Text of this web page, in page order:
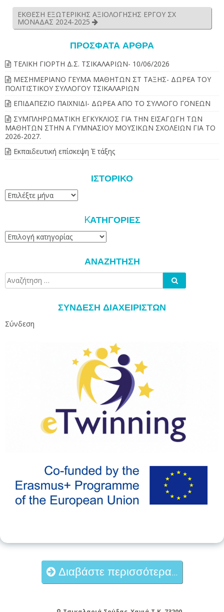
ΕΚΘΕΣΗ ΕΞΩΤΕΡΙΚΗΣ ΑΞΙΟΛΟΓΗΣΗΣ ΕΡΓΟΥ ΣΧ
ΜΟΝΑΔΑΣ 2024-2025
ΠΡΌΣΦΑΤΑ ΆΡΘΡΑ
ΤΕΛΙΚΗ ΓΙΟΡΤΗ Δ.Σ. ΤΣΙΚΑΛΑΡΙΩΝ- 10/06/2026
ΜΕΣΗΜΕΡΙΑΝΟ ΓΕΥΜΑ ΜΑΘΗΤΩΝ ΣΤ ΤΑΞΗΣ- ΔΩΡΕΑ ΤΟΥ
ΠΟΛΙΤΙΣΤΙΚΟΥ ΣΥΛΛΟΓΟΥ ΤΣΙΚΑΛΑΡΙΩΝ
ΕΠΙΔΑΠΕΖΙΟ ΠΑΙΧΝΙΔΙ- ΔΩΡΕΑ ΑΠΟ ΤΟ ΣΥΛΛΟΓΟ ΓΟΝΕΩΝ
ΣΥΜΠΛΗΡΩΜΑΤΙΚΗ ΕΓΚΥΚΛΙΟΣ ΓΙΑ ΤΗΝ ΕΙΣΑΓΩΓΗ ΤΩΝ
ΜΑΘΗΤΩΝ ΣΤΗΝ Α ΓΥΜΝΑΣΙΟΥ ΜΟΥΣΙΚΩΝ ΣΧΟΛΕΙΩΝ ΓΙΑ ΤΟ
2026-2027.
Εκπαιδευτική επίσκεψη Έ τάξης
ΙΣΤΟΡΙΚΌ
Ιστορικό
KΑΤΗΓΟΡΊΕΣ
Kατηγορίες
ΑΝΑΖΉΤΗΣΗ
ΣΎΝΔΕΣΗ ΔΙΑΧΕΙΡΙΣΤΏΝ
Σύνδεση
Διαβάστε περισσότερα...